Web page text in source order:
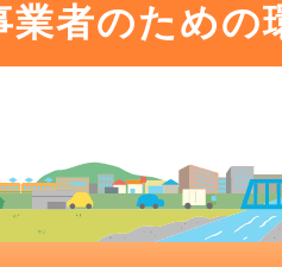
業者のための